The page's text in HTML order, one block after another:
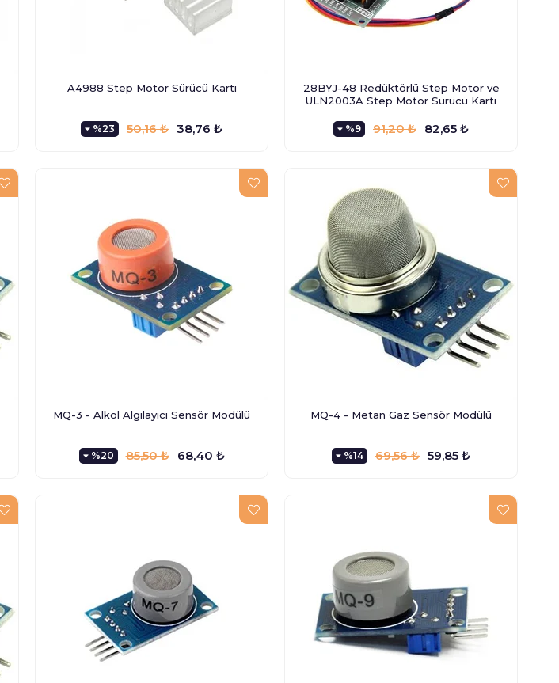
A4988 Step Motor Sürücü Kartı
%23 38,76 ₺
50,16 ₺
28BYJ-48 Redüktörlü Step Motor ve
ULN2003A Step Motor Sürücü Kartı
%9 82,65 ₺
91,20 ₺
MQ-3 - Alkol Algılayıcı Sensör Modülü
%20 68,40 ₺
85,50 ₺
MQ-4 - Metan Gaz Sensör Modülü
%14 59,85 ₺
69,56 ₺